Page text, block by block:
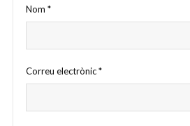
Nom *
Correu electrònic*